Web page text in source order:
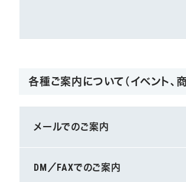
各種ご案内について（イベント、
メールでのご案内
DM／FAXでのご案内